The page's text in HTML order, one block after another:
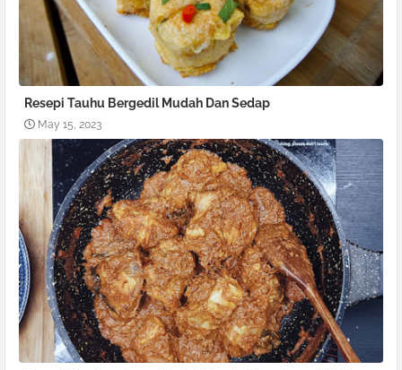
Resepi Tauhu Bergedil Mudah Dan Sedap
May 15, 2023